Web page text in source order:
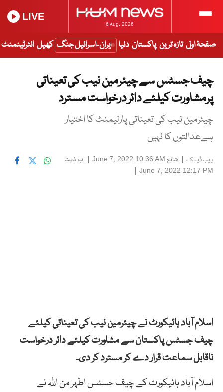
6 Aug, 2026
LIVE
صفحۂ اول تازہ ترین پاکستان دنیا ایران-اسرائیل جنگ کھیل انٹرٹینمنٹ
چیف جسٹس سے چیئرمین نیب کی تعیناتی
پرمشاورت کیلئے دائر درخواست مسترد
چیئرمین نیب کی تعیناتی پارلیمنٹ کا اختیار
ہےعدالتوں کا نہیں
ویب ڈیسک | شائع June 7, 2022 10:36 AM
| اپ ڈیٹ
June 7, 2022 12:17 PM
|
اسلام آباد ہائیکورٹ نے چیئرمین نیب کی تعیناتی کیلئے
چیف جسٹس پاکستان سے مشاورت کیلئے دائر درخواست
ناقابل سماعت قرار دے کر مسترد کر دی۔
اسلام آباد ہائیکورٹ کے چیف جسٹس اطہر من اللہ نے